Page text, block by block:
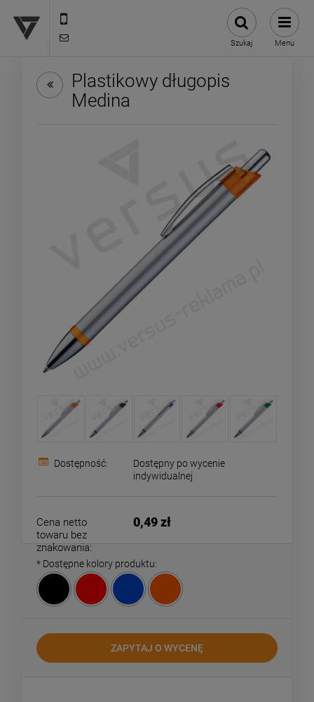
Szukaj Menu
Plastikowy długopis
Medina
Dostępność:
Dostępny po wycenie
indywidualnej
Cena netto
towaru bez
znakowania:
0,49 zł
* Dostępne kolory produktu:
ZAPYTAJ O WYCENĘ